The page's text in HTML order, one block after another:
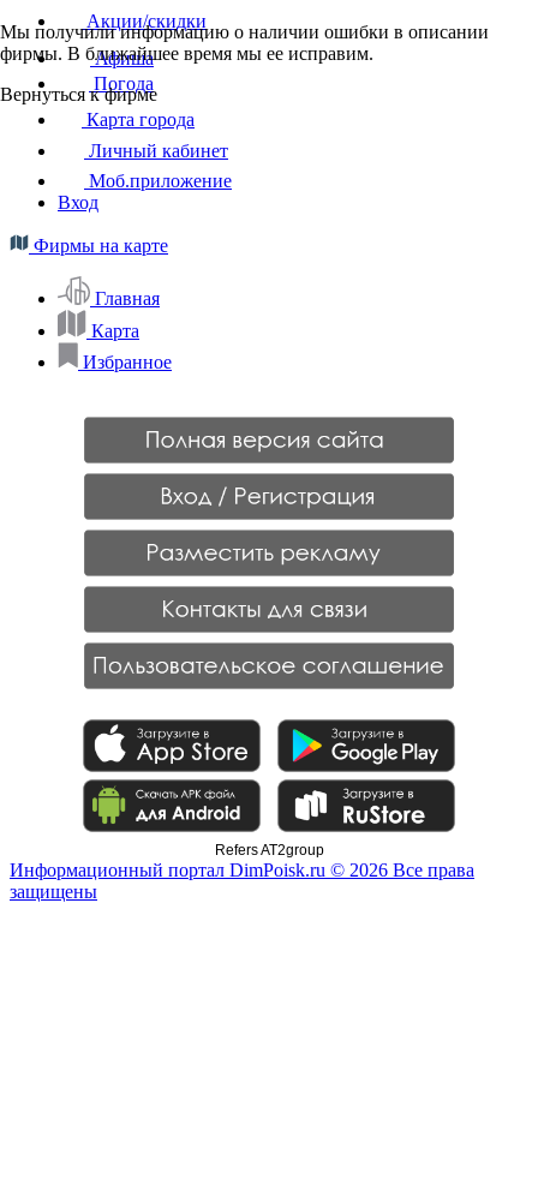
Мы получили информацию о наличии ошибки в описании
фирмы. В ближайшее время мы ее исправим.
Вернуться к фирме
Акции/скидки
Афиша
Погода
Карта города
Личный кабинет
Моб.приложение
Вход
Фирмы на карте
Главная
Карта
Избранное
Refers AT2group
Информационный портал DimPoisk.ru © 2026 Все права
защищены